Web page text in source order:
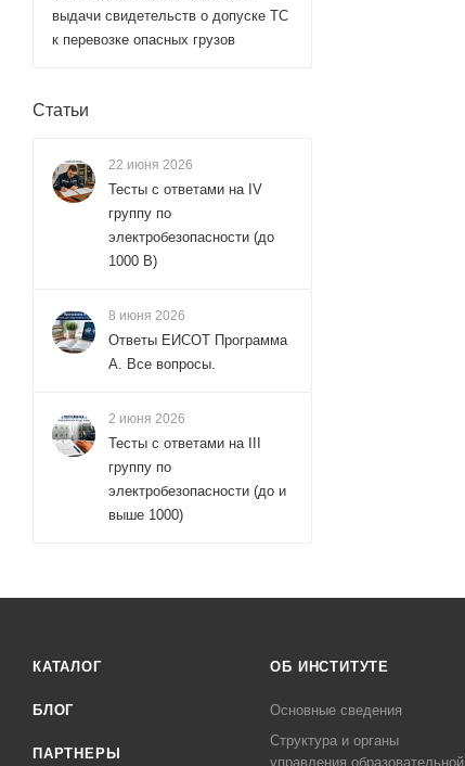
выдачи свидетельств о допуске ТС
к перевозке опасных грузов
Статьи
22 июня 2026
Тесты с ответами на IV
группу по
электробезопасности (до
1000 В)
8 июня 2026
Ответы ЕИСОТ Программа
А. Все вопросы.
2 июня 2026
Тесты с ответами на III
группу по
электробезопасности (до и
выше 1000)
КАТАЛОГ
БЛОГ
ПАРТНЕРЫ
ОБ ИНСТИТУТЕ
Основные сведения
Структура и органы
управления образовательной